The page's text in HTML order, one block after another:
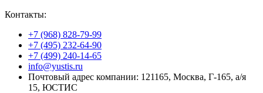
Контакты:
+7 (968) 828-79-99
+7 (495) 232-64-90
+7 (499) 240-14-65
info@yustis.ru
Почтовый адрес компании: 121165, Москва, Г-165, а/я
15, ЮСТИС